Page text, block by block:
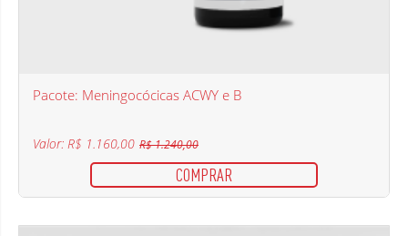
Pacote: Meningocócicas ACWY e B
Valor: R$ 1.160,00 R$ 1.240,00
COMPRAR